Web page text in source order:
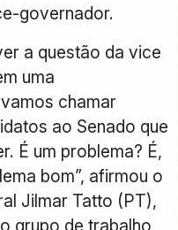
governador.
a questão da vice
uma
chamar
ao Senado que
É um problema? É,
bom”, afirmou o
Jilmar Tatto (PT),
grupo de trabalho